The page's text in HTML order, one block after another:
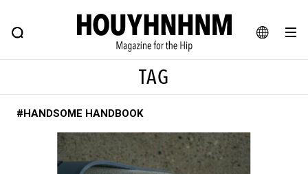
JA
FEATURE BLOG SNAP
ヒップなファッション、カルチャー、ライフスタイルWEBマガジン
#注目のタグ
#SHOPPING ADDICT #憧れの逸品
TAG
#HANDSOME HANDBOOK